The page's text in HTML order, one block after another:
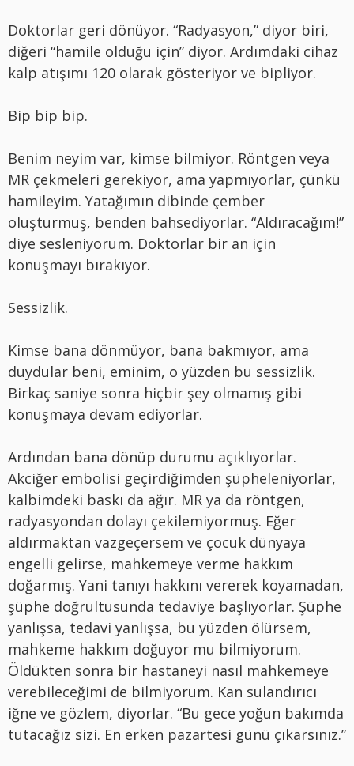
Doktorlar geri dönüyor. “Radyasyon,” diyor biri,
diğeri “hamile olduğu için” diyor. Ardımdaki cihaz
kalp atışımı 120 olarak gösteriyor ve bipliyor.
Bip bip bip.
Benim neyim var, kimse bilmiyor. Röntgen veya
MR çekmeleri gerekiyor, ama yapmıyorlar, çünkü
hamileyim. Yatağımın dibinde çember
oluşturmuş, benden bahsediyorlar. “Aldıracağım!”
diye sesleniyorum. Doktorlar bir an için
konuşmayı bırakıyor.
Sessizlik.
Kimse bana dönmüyor, bana bakmıyor, ama
duydular beni, eminim, o yüzden bu sessizlik.
Birkaç saniye sonra hiçbir şey olmamış gibi
konuşmaya devam ediyorlar.
Ardından bana dönüp durumu açıklıyorlar.
Akciğer embolisi geçirdiğimden şüpheleniyorlar,
kalbimdeki baskı da ağır. MR ya da röntgen,
radyasyondan dolayı çekilemiyormuş. Eğer
aldırmaktan vazgeçersem ve çocuk dünyaya
engelli gelirse, mahkemeye verme hakkım
doğarmış. Yani tanıyı hakkını vererek koyamadan,
şüphe doğrultusunda tedaviye başlıyorlar. Şüphe
yanlışsa, tedavi yanlışsa, bu yüzden ölürsem,
mahkeme hakkım doğuyor mu bilmiyorum.
Öldükten sonra bir hastaneyi nasıl mahkemeye
verebileceğimi de bilmiyorum. Kan sulandırıcı
iğne ve gözlem, diyorlar. “Bu gece yoğun bakımda
tutacağız sizi. En erken pazartesi günü çıkarsınız.”